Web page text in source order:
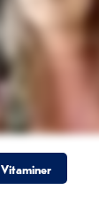
Vitaminer